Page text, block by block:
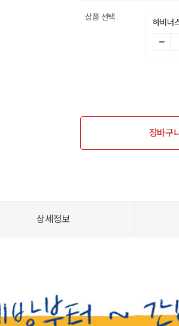
상품 선택
하비너
장바구
상세정보